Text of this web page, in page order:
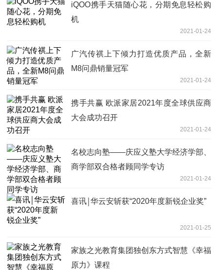
iQOO携手天猫随心花，分期免息轻松购
机
2021-01-24
广汽传祺上下倾力打造优质产品，全新
M8问鼎销量冠军
2021-01-24
携手共赢 欧派家居2021年度全球供应商
大会成功召开
2021-01-24
名校志向塾——庆应义塾大学经济学部、
商学部双合格者顾同学专访
2021-01-24
喜讯￨华云安斩获“2020年度新锐企业奖”
2021-01-25
家族之光教育集团独创东方式智慧《幸福
原力》课程